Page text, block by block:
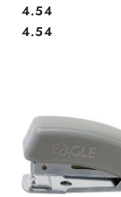
Cena:
4.54
Cena:
4.54